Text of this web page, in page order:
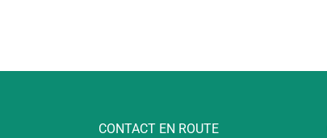
CONTACT EN ROUTE